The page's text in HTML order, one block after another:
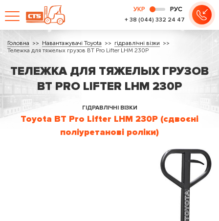
УКР РУС
+ 38 (044) 332 24 47
Головна Навантажувачі Toyota
гідравлічні візки
Тележка для тяжелых грузов BT Pro Lifter LHM 230P
ТЕЛЕЖКА ДЛЯ ТЯЖЕЛЫХ ГРУЗОВ
BT PRO LIFTER LHM 230P
ГІДРАВЛІЧНІ ВІЗКИ
Toyota BT Pro Lifter LHM 230P (сдвоєні
поліуретанові роліки)